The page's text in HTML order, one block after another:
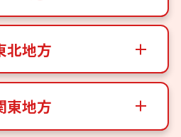
北地方
東地方